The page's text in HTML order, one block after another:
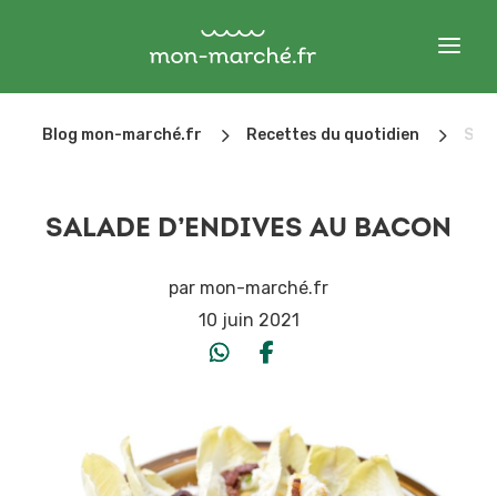
Blog mon-marché.fr 5 Recettes du quotidien 5
SALADE D’ENDIVES AU BACON
par mon-marché.fr
10 juin 2021